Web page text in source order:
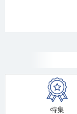
特集